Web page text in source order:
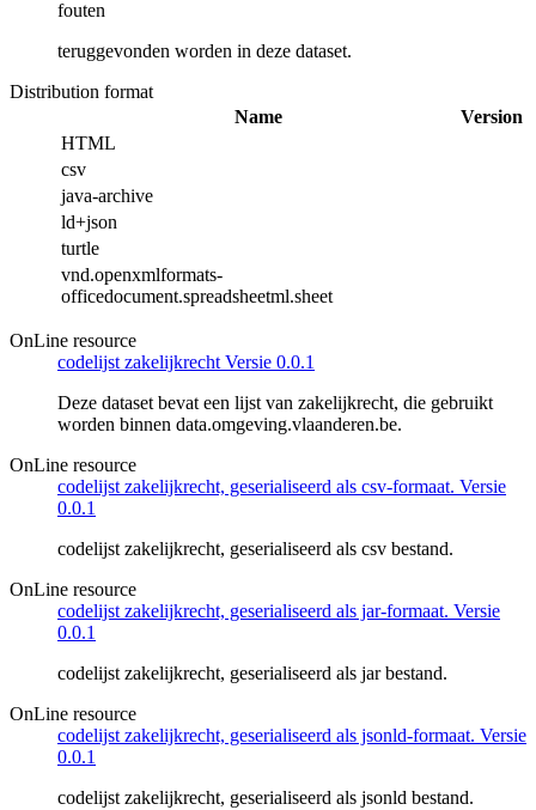
fouten
teruggevonden worden in deze dataset.
Distribution format
Name
Version
HTML
csv
java-archive
ld+json
turtle
vnd.openxmlformats-
officedocument.spreadsheetml.sheet
OnLine resource
codelijst zakelijkrecht Versie 0.0.1
Deze dataset bevat een lijst van zakelijkrecht, die gebruikt
worden binnen data.omgeving.vlaanderen.be.
OnLine resource
codelijst zakelijkrecht, geserialiseerd als csv-formaat. Versie
0.0.1
codelijst zakelijkrecht, geserialiseerd als csv bestand.
OnLine resource
codelijst zakelijkrecht, geserialiseerd als jar-formaat. Versie
0.0.1
codelijst zakelijkrecht, geserialiseerd als jar bestand.
OnLine resource
codelijst zakelijkrecht, geserialiseerd als jsonld-formaat. Versie
0.0.1
codelijst zakelijkrecht, geserialiseerd als jsonld bestand.